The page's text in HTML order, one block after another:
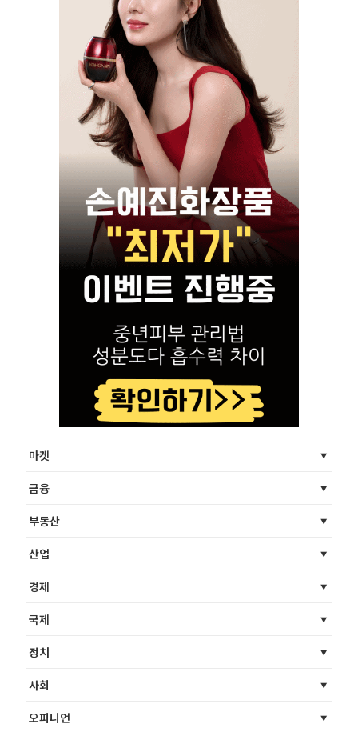
마켓
금융
부동산
산업
경제
국제
정치
사회
오피니언